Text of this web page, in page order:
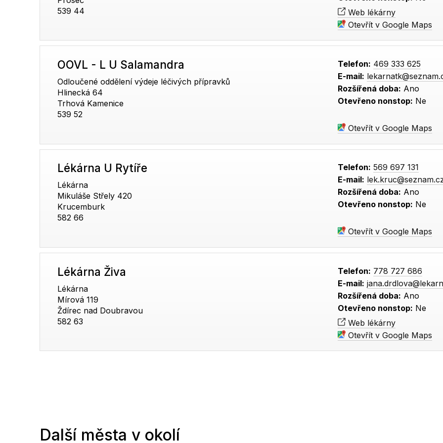
539 44
Web lékárny
Otevřít v Google Maps
OOVL - L U Salamandra
Odloučené oddělení výdeje léčivých přípravků
Hlinecká 64
Trhová Kamenice
539 52
Telefon: 469 333 625
E-mail:
Rozšířená doba: Ano
Otevřeno nonstop: Ne
Otevřít v Google Maps
Lékárna U Rytíře
Lékárna
Mikuláše Střely 420
Krucemburk
582 66
Telefon: 569 697 131
E-mail:
Rozšířená doba: Ano
Otevřeno nonstop: Ne
Otevřít v Google Maps
Lékárna Živa
Lékárna
Mírová 119
Ždírec nad Doubravou
582 63
Telefon: 778 727 686
E-mail:
Rozšířená doba: Ano
Otevřeno nonstop: Ne
Web lékárny
Otevřít v Google Maps
Další města v okolí